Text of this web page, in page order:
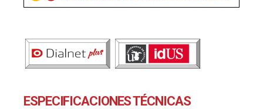
ESPECIFICACIONES TÉCNICAS